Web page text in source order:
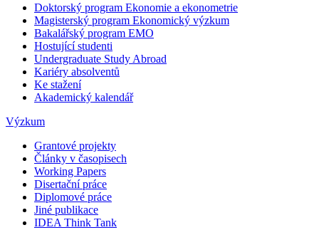
Doktorský program Ekonomie a ekonometrie
Magisterský program Ekonomický výzkum
Bakalářský program EMO
Hostující studenti
Undergraduate Study Abroad
Kariéry absolventů
Ke stažení
Akademický kalendář
Výzkum
Grantové projekty
Články v časopisech
Working Papers
Disertační práce
Diplomové práce
Jiné publikace
IDEA Think Tank